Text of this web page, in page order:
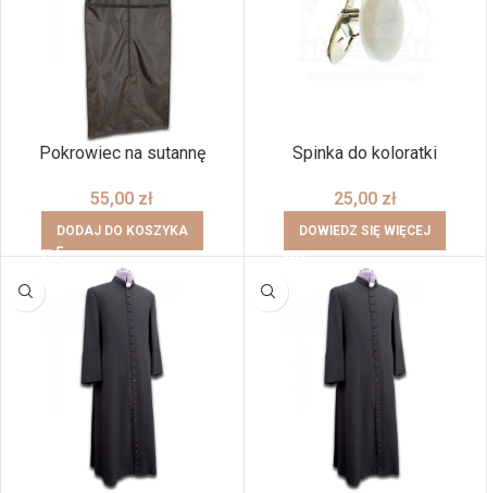
Pokrowiec na sutannę
55,00 zł
DODAJ DO KOSZYKA
Spinka do koloratki
25,00 zł
DOWIEDZ SIĘ WIĘCEJ